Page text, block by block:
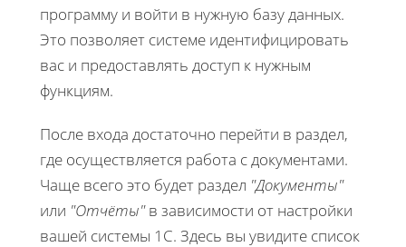
программу и войти в нужную базу данных.
Это позволяет системе идентифицировать
вас и предоставлять доступ к нужным
функциям.
После входа достаточно перейти в раздел,
где осуществляется работа с документами.
Чаще всего это будет раздел "Документы"
или "Отчёты"в зависимости от настройки
вашей системы 1С. Здесь вы увидите список